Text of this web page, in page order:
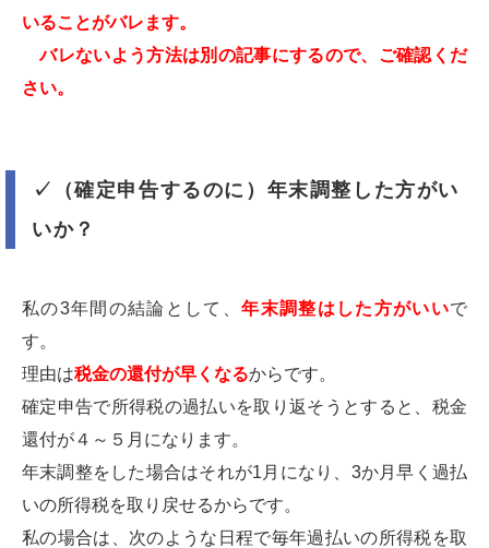
いることがバレます。
バレないよう方法は別の記事にするので、ご確認くだ
さい。
✓（確定申告するのに）年末調整した方がい
いか？
私の3年間の結論として、年末調整はした方がいいで
す。
理由は税金の還付が早くなるからです。
確定申告で所得税の過払いを取り返そうとすると、税金
還付が４～５月になります。
年末調整をした場合はそれが1月になり、3か月早く過払
いの所得税を取り戻せるからです。
私の場合は、次のような日程で毎年過払いの所得税を取